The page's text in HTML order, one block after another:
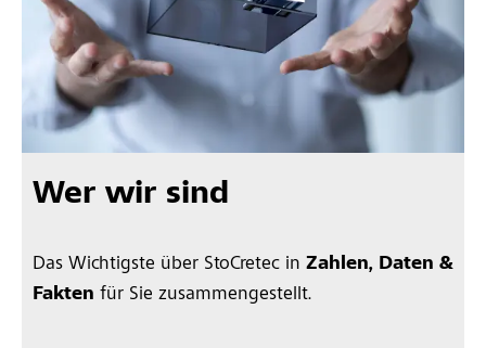
Wer wir sind
Das Wichtigste über StoCretec in Zahlen, Daten &
Fakten für Sie zusammengestellt.